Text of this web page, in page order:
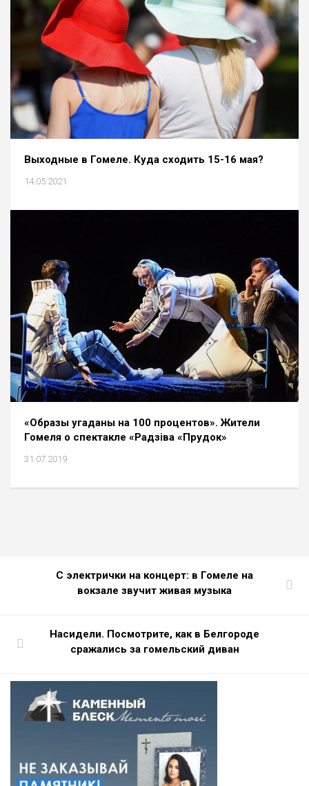
Выходные в Гомеле. Куда сходить 15-16 мая?
14.05.2021
«Образы угаданы на 100 процентов». Жители
Гомеля о спектакле «Радзіва «Прудок»
31.07.2019
С электрички на концерт: в Гомеле на
вокзале звучит живая музыка
Насидели. Посмотрите, как в Белгороде
сражались за гомельский диван